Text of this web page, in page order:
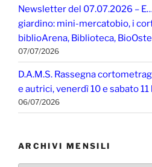
Newsletter del 07.07.2026 –
giardino: mini-mercatobio, i
biblioArena, Biblioteca,
07/07/2026
D.A.M.S. Rassegna
e autrici, venerdì 10 e sabato
06/07/2026
ARCHIVI MENSILI